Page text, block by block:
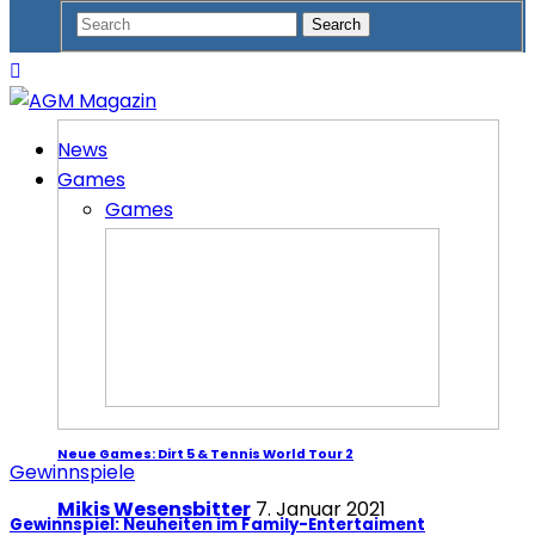
News
Games
Games
Neue Games: Dirt 5 & Tennis World Tour 2
Mikis Wesensbitter 7. Januar 2021
Gewinnspiele
Gewinnspiel: Neuheiten im Family-Entertaiment